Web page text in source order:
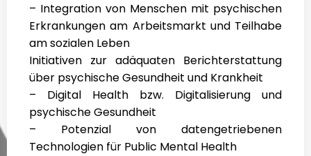
– Integration von Menschen mit psychischen
Erkrankungen am Arbeitsmarkt und Teilhabe
am sozialen Leben
Initiativen zur adäquaten Berichterstattung
über psychische Gesundheit und Krankheit
– Digital Health bzw. Digitalisierung und
psychische Gesundheit
– Potenzial von datengetriebenen
Technologien für Public Mental Health